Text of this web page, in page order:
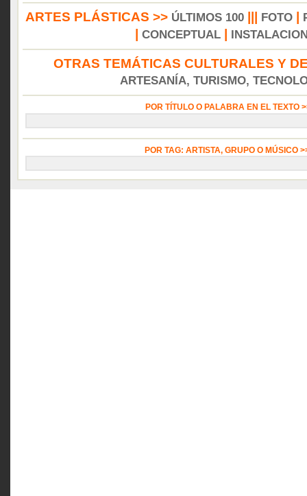
ARTES PLÁSTICAS >> ÚLTIMOS 100 FOTO
CONCEPTUAL
OTRAS TEMÁTICAS CULTURALES Y
ARTESANÍA, TURISMO,
POR TÍTULO O PALABRA EN EL TEXTO
POR TAG: ARTISTA, GRUPO O MÚSICO